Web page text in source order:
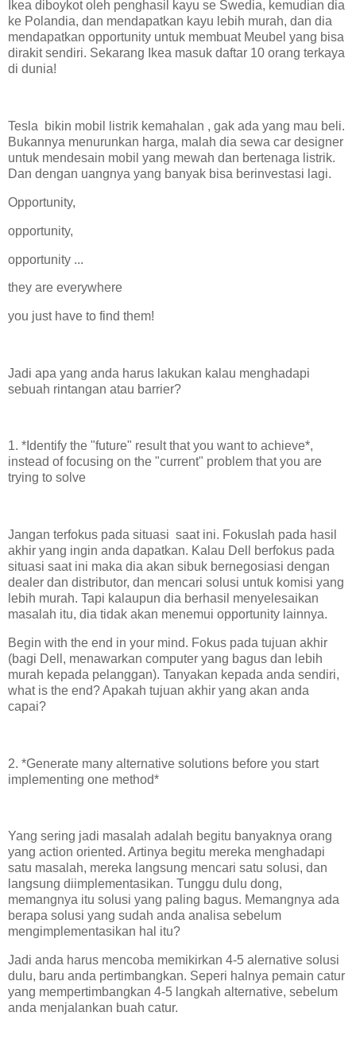
Ikea diboykot oleh penghasil kayu se Swedia, kemudian dia
ke Polandia, dan mendapatkan kayu lebih murah, dan dia
mendapatkan opportunity untuk membuat Meubel yang bisa
dirakit sendiri. Sekarang Ikea masuk daftar 10 orang terkaya
di dunia!
Tesla bikin mobil listrik kemahalan , gak ada yang mau beli.
Bukannya menurunkan harga, malah dia sewa car designer
untuk mendesain mobil yang mewah dan bertenaga listrik.
Dan dengan uangnya yang banyak bisa berinvestasi lagi.
Opportunity,
opportunity,
opportunity ...
they are everywhere
you just have to find them!
Jadi apa yang anda harus lakukan kalau menghadapi
sebuah rintangan atau barrier?
1. *Identify the "future" result that you want to achieve*,
instead of focusing on the "current" problem that you are
trying to solve
Jangan terfokus pada situasi saat ini. Fokuslah pada hasil
akhir yang ingin anda dapatkan. Kalau Dell berfokus pada
situasi saat ini maka dia akan sibuk bernegosiasi dengan
dealer dan distributor, dan mencari solusi untuk komisi yang
lebih murah. Tapi kalaupun dia berhasil menyelesaikan
masalah itu, dia tidak akan menemui opportunity lainnya.
Begin with the end in your mind. Fokus pada tujuan akhir
(bagi Dell, menawarkan computer yang bagus dan lebih
murah kepada pelanggan). Tanyakan kepada anda sendiri,
what is the end? Apakah tujuan akhir yang akan anda
capai?
2. *Generate many alternative solutions before you start
implementing one method*
Yang sering jadi masalah adalah begitu banyaknya orang
yang action oriented. Artinya begitu mereka menghadapi
satu masalah, mereka langsung mencari satu solusi, dan
langsung diimplementasikan. Tunggu dulu dong,
memangnya itu solusi yang paling bagus. Memangnya ada
berapa solusi yang sudah anda analisa sebelum
mengimplementasikan hal itu?
Jadi anda harus mencoba memikirkan 4-5 alernative solusi
dulu, baru anda pertimbangkan. Seperi halnya pemain catur
yang mempertimbangkan 4-5 langkah alternative, sebelum
anda menjalankan buah catur.